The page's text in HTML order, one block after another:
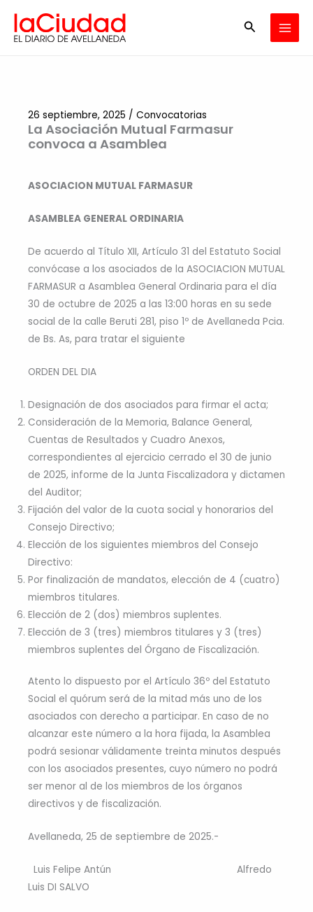
contenido
Buscar
La Asociación Mutual Farmasur
convoca a Asamblea
26 septiembre, 2025 / Convocatorias
ASOCIACION MUTUAL FARMASUR
ASAMBLEA GENERAL ORDINARIA
De acuerdo al Título XII, Artículo 31 del Estatuto Social
convócase a los asociados de la ASOCIACION MUTUAL
FARMASUR a Asamblea General Ordinaria para el día
30 de octubre de 2025 a las 13:00 horas en su sede
social de la calle Beruti 281, piso 1º de Avellaneda Pcia.
de Bs. As, para tratar el siguiente
ORDEN DEL DIA
Designación de dos asociados para firmar el acta;
Consideración de la Memoria, Balance General,
Cuentas de Resultados y Cuadro Anexos,
correspondientes al ejercicio cerrado el 30 de junio
de 2025, informe de la Junta Fiscalizadora y dictamen
del Auditor;
Fijación del valor de la cuota social y honorarios del
Consejo Directivo;
Elección de los siguientes miembros del Consejo
Directivo:
Por finalización de mandatos, elección de 4 (cuatro)
miembros titulares.
Elección de 2 (dos) miembros suplentes.
Elección de 3 (tres) miembros titulares y 3 (tres)
miembros suplentes del Órgano de Fiscalización.
Atento lo dispuesto por el Artículo 36º del Estatuto
Social el quórum será de la mitad más uno de los
asociados con derecho a participar. En caso de no
alcanzar este número a la hora fijada, la Asamblea
podrá sesionar válidamente treinta minutos después
con los asociados presentes, cuyo número no podrá
ser menor al de los miembros de los órganos
directivos y de fiscalización.
Avellaneda, 25 de septiembre de 2025.-
Luis Felipe Antún Alfredo
Luis DI SALVO